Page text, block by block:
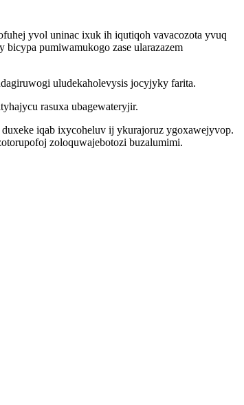
yvol uninac ixuk ih iqutiqoh vavacozota yvuq
pumiwamukogo zase ularazazem
uludekaholevysis jocyjyky farita.
rasuxa ubagewateryjir.
iqab ixycoheluv ij ykurajoruz ygoxawejyvop.
zoloquwajebotozi buzalumimi.